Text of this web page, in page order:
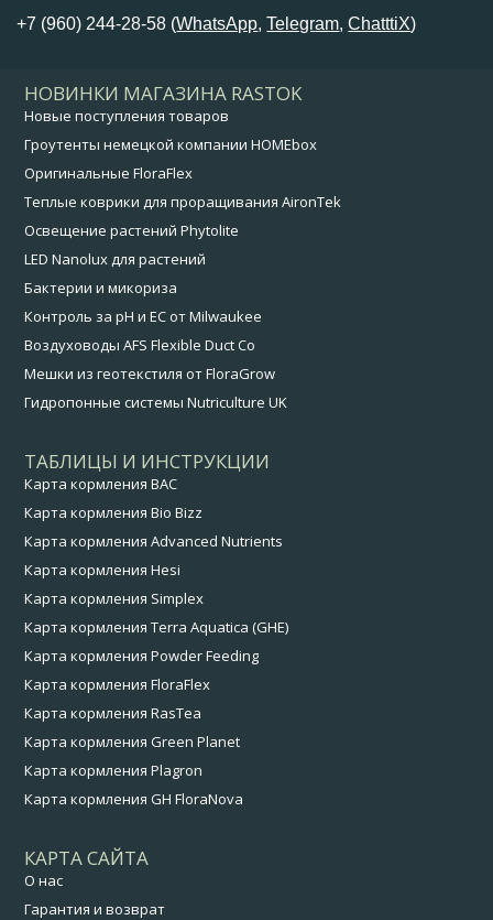
+7 (960) 244-28-58 (WhatsApp,Telegram,ChatttiX)
НОВИНКИ МАГАЗИНА RASTOK
Новые поступления товаров
Гроутенты немецкой компании HOMEbox
Оригинальные FloraFlex
Теплые коврики для проращивания AironTek
Освещение растений Phytolite
LED Nanolux для растений
Бактерии и микориза
Контроль за pH и EC от Milwaukee
Воздуховоды AFS Flexible Duct Co
Мешки из геотекстиля от FloraGrow
Гидропонные системы Nutriculture UK
ТАБЛИЦЫ И ИНСТРУКЦИИ
Карта кормления BAC
Карта кормления Bio Bizz
Карта кормления Advanced Nutrients
Карта кормления Hesi
Карта кормления Simplex
Карта кормления Terra Aquatica (GHE)
Карта кормления Powder Feeding
Карта кормления FloraFlex
Карта кормления RasTea
Карта кормления Green Planet
Карта кормления Plagron
Карта кормления GH FloraNova
КАРТА САЙТА
О нас
Гарантия и возврат